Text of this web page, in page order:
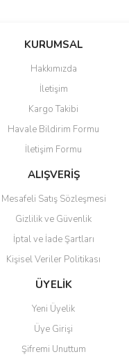
Bu ürüne ilk yorumu siz yapın!
Yorum Yaz
bozuk veya görüntülenemiyor.
eksik bilgiler bulunuyor.
hatalar bulunuyor.
daha pahalı.
alternatifler olmalı.
Gönder
KURUMSAL
Hakkımızda
İletişim
Kargo Takibi
Havale Bildirim Formu
İletişim Formu
ALIŞVERİŞ
Mesafeli Satış Sözleşmesi
Gizlilik ve Güvenlik
İptal ve İade Şartları
Kişisel Veriler Politikası
ÜYELİK
Yeni Üyelik
Üye Girişi
Şifremi Unuttum